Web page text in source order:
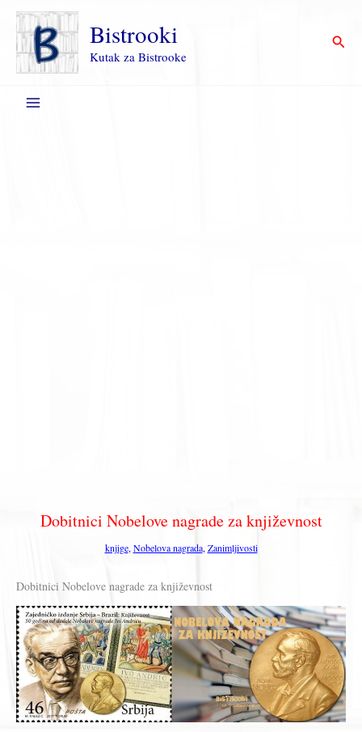
Пређи
садржај
Bistrooki
Kutak za Bistrooke
Dobitnici Nobelove nagrade za književnost
knjige, Nobelova nagrada, Zanimljivosti
Dobitnici Nobelove nagrade za književnost